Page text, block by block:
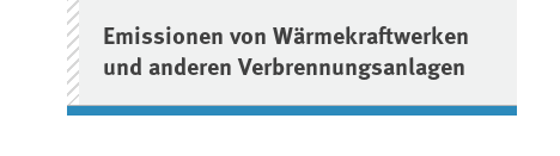
Emissionen von Wärmekraftwerken
und anderen Verbrennungsanlagen